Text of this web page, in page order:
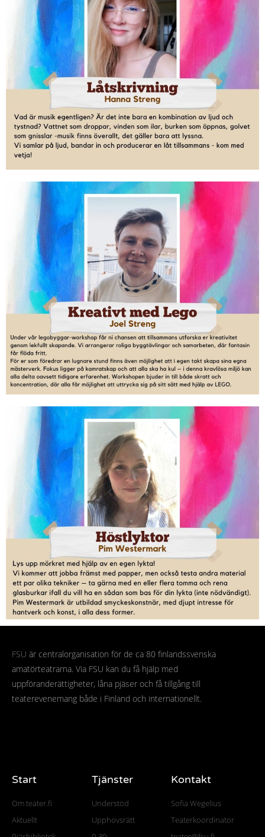
FSU är centralorganisation för de ca 80 finlandssvenska
amatörteatrarna. Via FSU kan du få hjälp med
uppföranderättigheter, låna pjäser och få tillgång till
teaterevenemang både i Finland och internationellt.
Start
Om teater.fi
Aktuellt
Tjänster
Understöd
Upphovsrätt
Kontakt
Sofia Wegelius
Teaterkoordinator